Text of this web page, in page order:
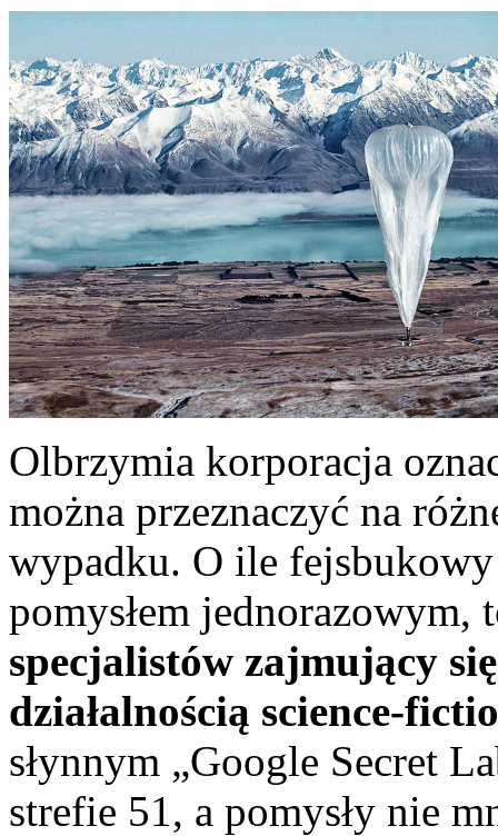
Olbrzymia korporacja
można przeznaczyć na
wypadku. O ile
pomysłem jednorazowym,
specjalistów zajmujący
działalnością science-
słynnym „Google Secret
strefie 51, a pomysły nie